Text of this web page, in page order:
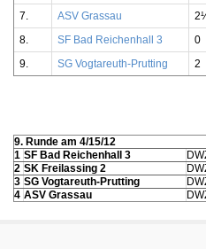
7.
ASV Grassau
8.
SF Bad Reichenhall 3
0
9.
SG Vogtareuth-Prutting 2
9. Runde am 4/15/12
1 SF Bad Reichenhall 3
2 SK Freilassing 2
3 SG Vogtareuth-Prutting
4 ASV Grassau